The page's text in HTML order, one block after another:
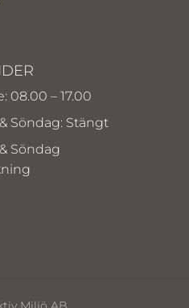
08.00 – 17.00
Söndag: Stängt
Söndag